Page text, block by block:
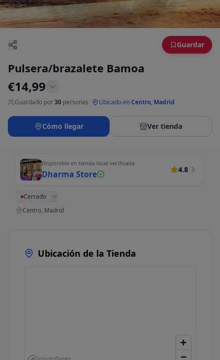
Guardar
Pulsera/brazalete Bamoa
€14,99
Guardado por30 personas Ubicado enCentro, Madrid
Cómo llegar Ver tienda
Disponible en tienda local verificada
Dharma Store 4.8
Cerrado
Centro, Madrid
Ubicación de la Tienda